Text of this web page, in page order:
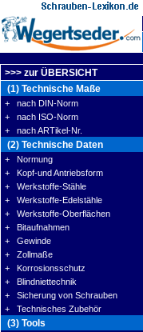
>>> zur ÜBERSICHT
(1) Technische Maße
+ nach DIN-Norm
+ nach ISO-Norm
+ nach ARTikel-Nr.
(2) Technische Daten
+ Normung
+ Kopf-und Antriebsform
+ Werkstoffe-Stähle
+ Werkstoffe-Edelstähle
+ Werkstoffe-Oberflächen
+ Bitaufnahmen
+ Gewinde
+ Zollmaße
+ Korrosionsschutz
+ Blindniettechnik
+ Sicherung von Schrauben
+ Technisches Zubehör
(3) Tools